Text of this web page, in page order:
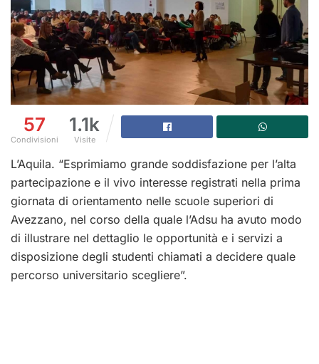
57
Condivisioni
1.1k
Visite
L’Aquila. “Esprimiamo grande soddisfazione per l’alta
partecipazione e il vivo interesse registrati nella prima
giornata di orientamento ​nelle scuole superiori di
Avezzano, nel corso della quale l’Adsu ha avuto modo
di illustrare nel dettaglio le opportunità e i servizi a
disposizione degli studenti chiamati a decidere quale
percorso universitario scegliere”.